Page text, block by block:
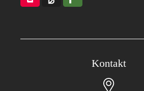
Kontakt